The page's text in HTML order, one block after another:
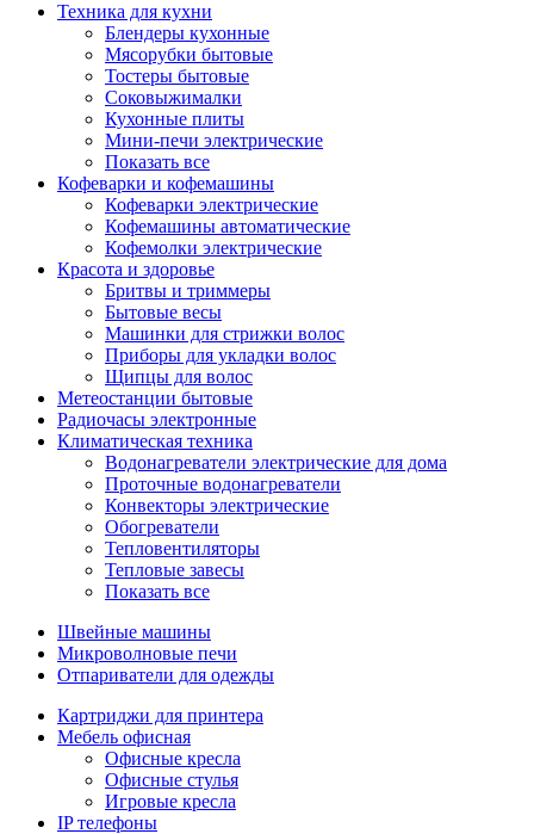
Техника для кухни
Блендеры кухонные
Мясорубки бытовые
Тостеры бытовые
Соковыжималки
Кухонные плиты
Мини-печи электрические
Показать все
Кофеварки и кофемашины
Кофеварки электрические
Кофемашины автоматические
Кофемолки электрические
Красота и здоровье
Бритвы и триммеры
Бытовые весы
Машинки для стрижки волос
Приборы для укладки волос
Щипцы для волос
Метеостанции бытовые
Радиочасы электронные
Климатическая техника
Водонагреватели электрические для дома
Проточные водонагреватели
Конвекторы электрические
Обогреватели
Тепловентиляторы
Тепловые завесы
Показать все
Швейные машины
Микроволновые печи
Отпариватели для одежды
Картриджи для принтера
Мебель офисная
Офисные кресла
Офисные стулья
Игровые кресла
IP телефоны